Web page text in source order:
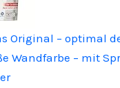
Original – optimal
Wandfarbe – mit